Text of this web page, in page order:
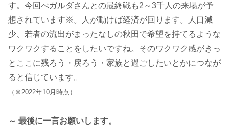
す。今回べガルダさんとの最終戦も2～3千人の来場が予
想されています※。人が動けば経済が回ります。人口減
少、若者の流出がまったなしの秋田で希望を持てるような
ワクワクすることをしたいですね。そのワクワク感がきっ
とここに残ろう・戻ろう・家族と過ごしたいとかにつなが
ると信じています。
（※2022年10月時点）
～ 最後に一言お願いします。